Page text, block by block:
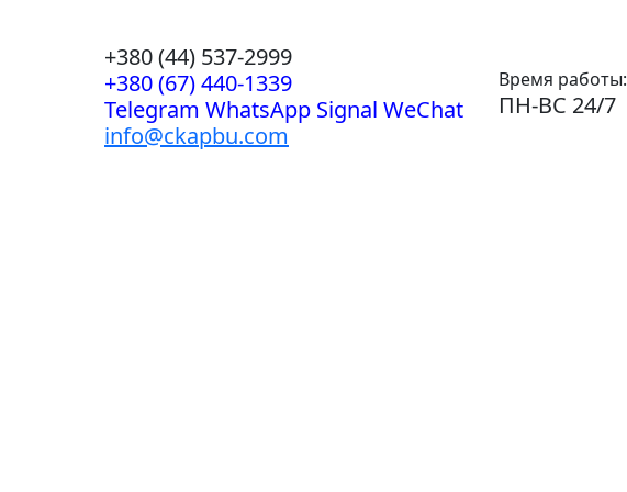
+380 (44) 537-2999
+380 (67) 440-1339
Telegram WhatsApp Signal WeChat
info@ckapbu.com
Время работы:
ПН-ВС 24/7